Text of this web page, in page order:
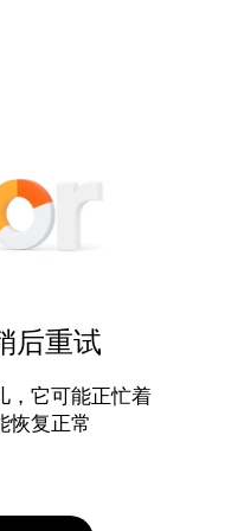
后重试
，它可能正忙着
恢复正常